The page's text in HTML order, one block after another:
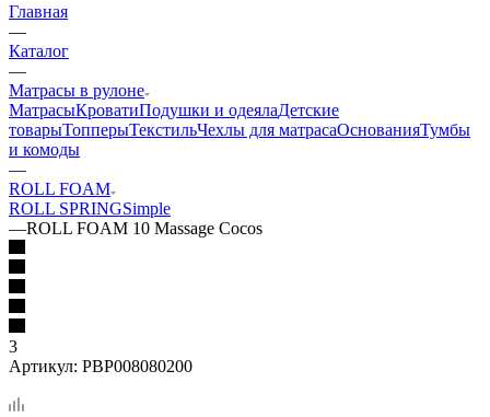
Главная
—
Каталог
—
Матрасы в рулоне
МатрасыКроватиПодушки и одеялаДетские
товарыТопперыТекстильЧехлы для матрасаОснованияТумбы
и комоды
—
ROLL FOAM
ROLL SPRINGSimple
—ROLL FOAM 10 Massage Cocos
3
Артикул: PBP008080200